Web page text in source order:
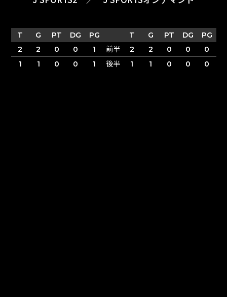
T G PT DG PG T G PT DG
PG
2
2 0 0 1 前半 2 2 0 0
0
1
1 0 0 1 後半 1 1 0 0 0